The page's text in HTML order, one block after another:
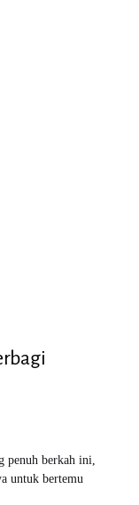
penuh berkah ini,
untuk bertemu